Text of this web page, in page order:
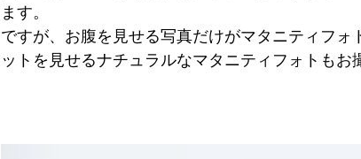
ます。
ですが、お腹を見せる写真だけがマタニティフ
ットを見せるナチュラルなマタニティフォトも